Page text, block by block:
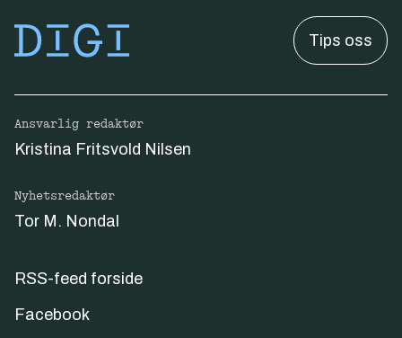
Tips oss
Ansvarlig redaktør
Kristina Fritsvold Nilsen
Nyhetsredaktør
Tor M. Nondal
RSS-feed forside
Facebook